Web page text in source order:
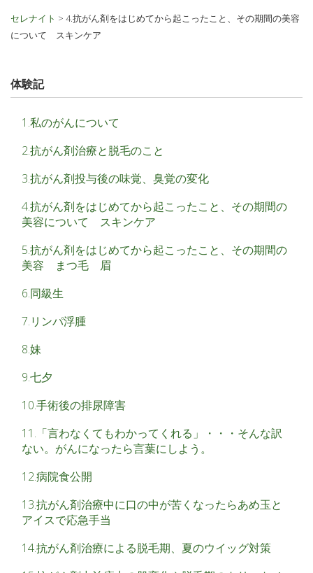
セレナイト > 4.抗がん剤をはじめてから起こったこと、その期間の美容
について スキンケア
体験記
1.私のがんについて
2.抗がん剤治療と脱毛のこと
3.抗がん剤投与後の味覚、臭覚の変化
4.抗がん剤をはじめてから起こったこと、その期間の
美容について スキンケア
5.抗がん剤をはじめてから起こったこと、その期間の
美容 まつ毛 眉
6.同級生
7.リンパ浮腫
8.妹
9.七夕
10.手術後の排尿障害
11.「言わなくてもわかってくれる」・・・そんな訳
ない。がんになったら言葉にしよう。
12.病院食公開
13.抗がん剤治療中に口の中が苦くなったらあめ玉と
アイスで応急手当
14.抗がん剤治療による脱毛期、夏のウイッグ対策